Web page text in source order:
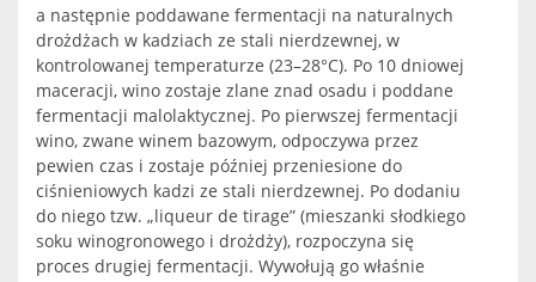
a następnie poddawane fermentacji na naturalnych
drożdżach w kadziach ze stali nierdzewnej, w
kontrolowanej temperaturze (23–28°C). Po 10 dniowej
maceracji, wino zostaje zlane znad osadu i poddane
fermentacji malolaktycznej. Po pierwszej fermentacji
wino, zwane winem bazowym, odpoczywa przez
pewien czas i zostaje później przeniesione do
ciśnieniowych kadzi ze stali nierdzewnej. Po dodaniu
do niego tzw. „liqueur de tirage” (mieszanki słodkiego
soku winogronowego i drożdży), rozpoczyna się
proces drugiej fermentacji. Wywołują go właśnie